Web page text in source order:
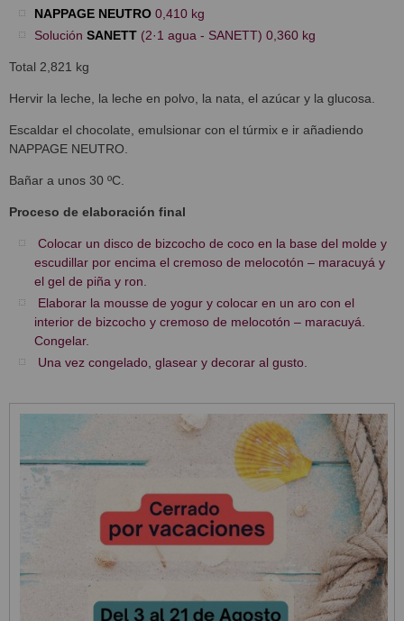
NAPPAGE NEUTRO 0,410 kg
Solución SANETT (2·1 agua - SANETT) 0,360 kg
Total 2,821 kg
Hervir la leche, la leche en polvo, la nata, el azúcar y la glucosa.
Escaldar el chocolate, emulsionar con el túrmix e ir añadiendo
NAPPAGE NEUTRO.
Bañar a unos 30 ºC.
Proceso de elaboración final
Colocar un disco de bizcocho de coco en la base del molde y
escudillar por encima el cremoso de melocotón – maracuyá y
el gel de piña y ron.
Elaborar la mousse de yogur y colocar en un aro con el
interior de bizcocho y cremoso de melocotón – maracuyá.
Congelar.
Una vez congelado, glasear y decorar al gusto.